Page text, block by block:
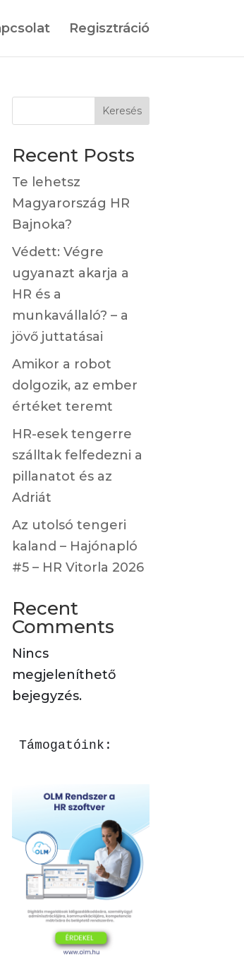
Regisztráció
Keresés
Recent Posts
Te lehetsz
Magyarország HR
Bajnoka?
Védett: Végre
ugyanazt akarja a
HR és a
munkavállaló? – a
jövő juttatásai
Amikor a robot
dolgozik, az ember
értéket teremt
HR-esek tengerre
szálltak felfedezni a
pillanatot és az
Adriát
Az utolsó tengeri
kaland – Hajónapló
#5 – HR Vitorla 2026
Recent
Comments
Nincs
megjeleníthető
bejegyzés.
Támogatóink: